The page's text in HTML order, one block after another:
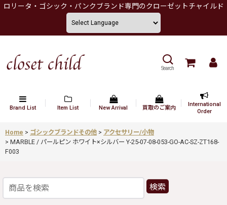
ロリータ・ゴシック・パンクブランド専門のクローゼットチャイルド
Search
Brand List Item List New Arrival 買取のご案内
International
Order
Home > ゴシックブランドその他 > アクセサリー/小物
> MARBLE / パールピン ホワイト×シルバー Y-25-07-08-053-GO-AC-SZ-ZT168-
F003
検索